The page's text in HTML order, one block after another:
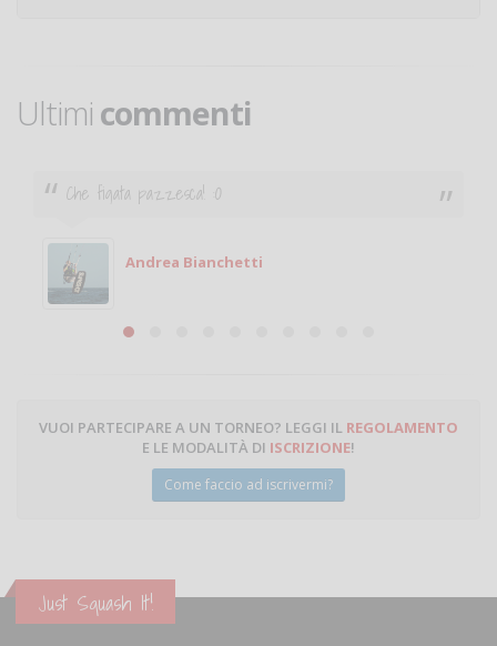
Ultimi commenti
Che figata pazzesca! :O
Andrea Bianchetti
VUOI PARTECIPARE A UN TORNEO? LEGGI IL REGOLAMENTO
E LE MODALITÀ DI ISCRIZIONE!
Come faccio ad iscrivermi?
Just Squash It!